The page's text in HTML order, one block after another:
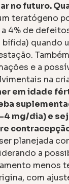
no futuro.
teratógeno
a 4% de
bífida) quando
e a
na
em idade
4 mg/dia) e
planejada
a
menos
com